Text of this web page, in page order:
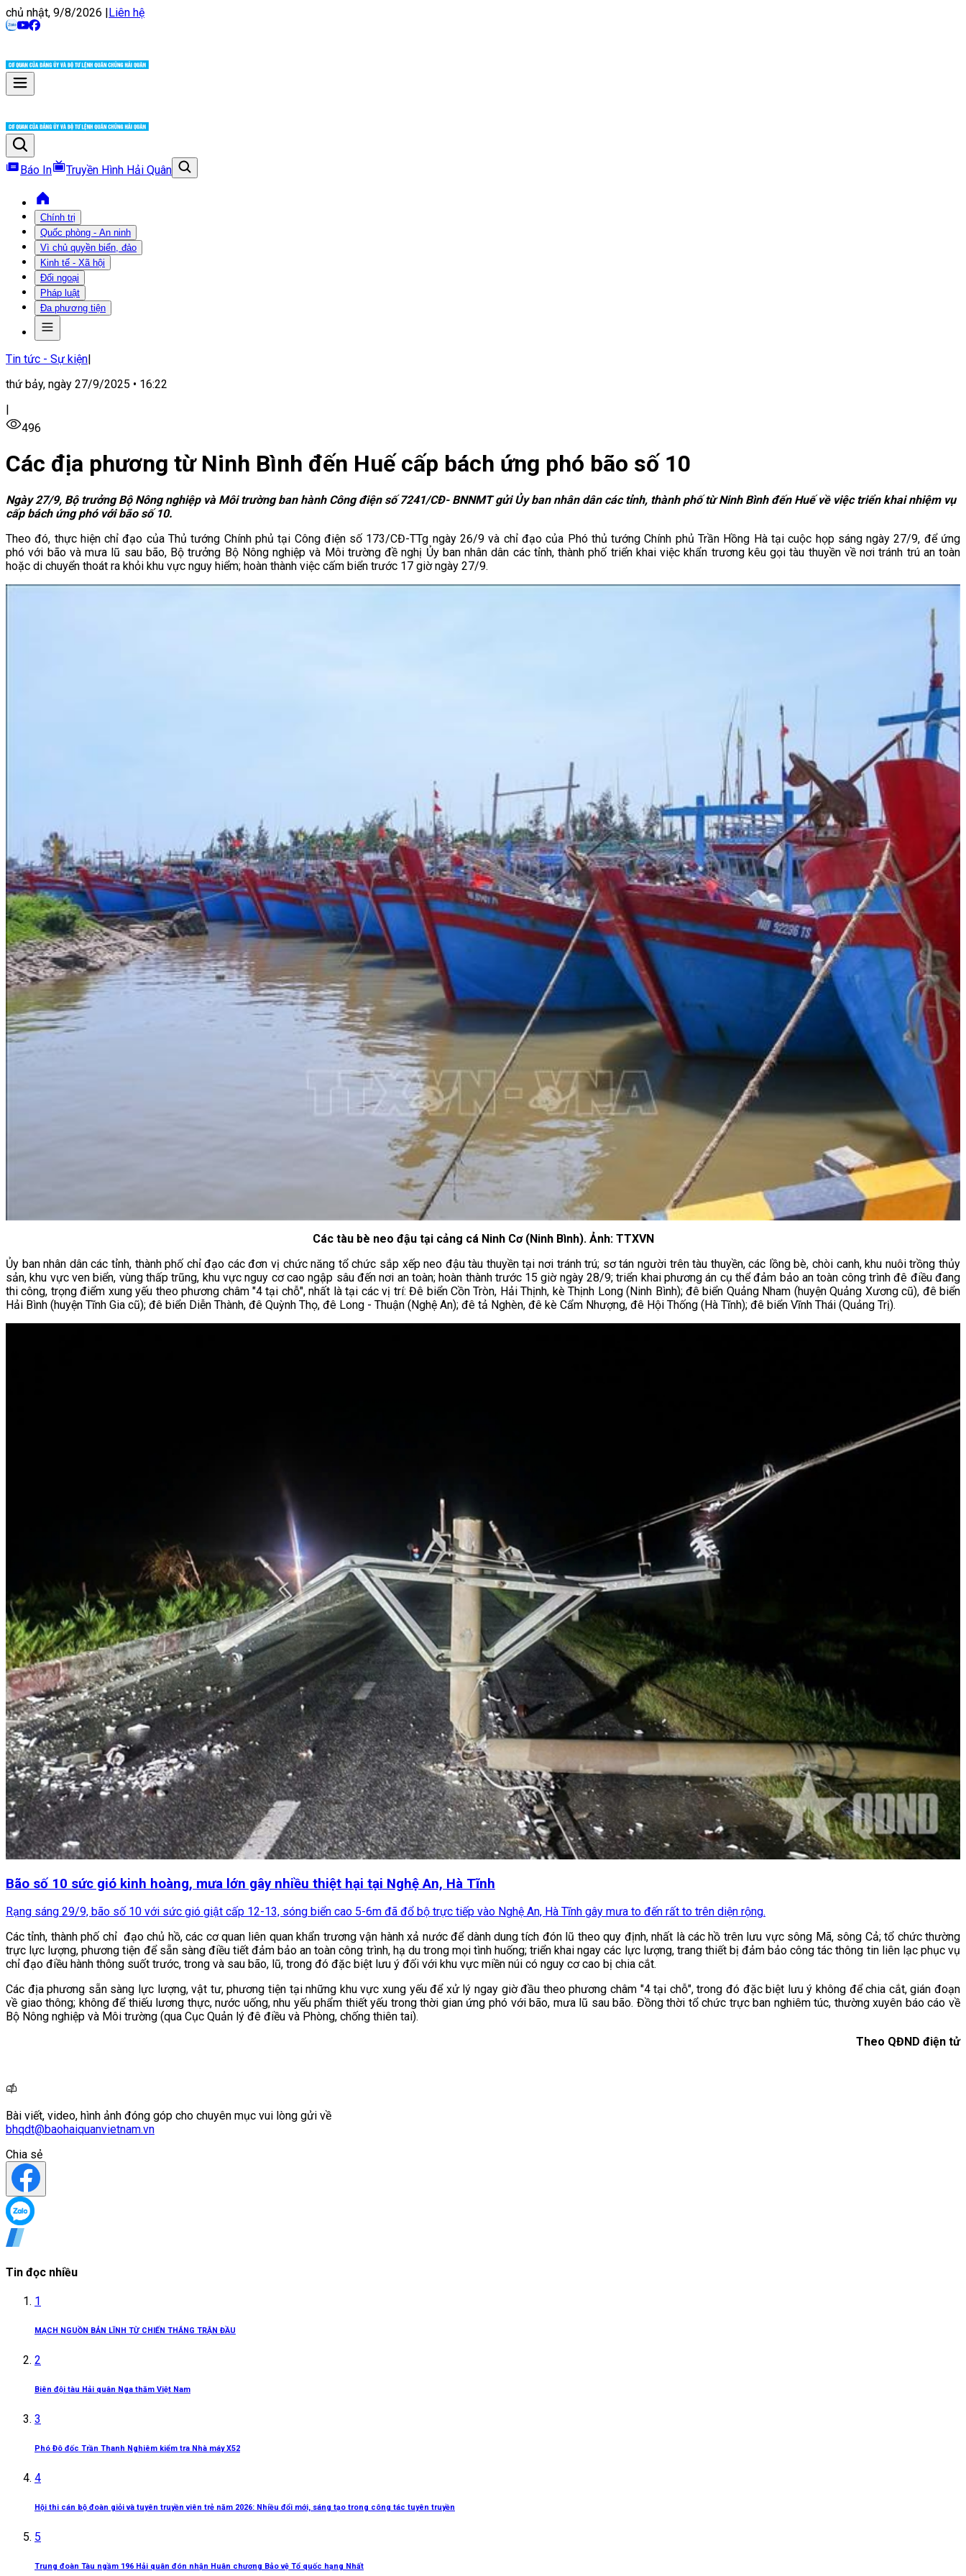
chủ nhật, 9/8/2026 |Liên hệ
Báo In Truyền Hình Hải Quân
Chính trị
Quốc phòng - An ninh
Vì chủ quyền biển, đảo
Kinh tế - Xã hội
Đối ngoại
Pháp luật
Đa phương tiện
Tin tức - Sự kiện|
thứ bảy, ngày 27/9/2025 • 16:22
|
496
Các địa phương từ Ninh Bình đến Huế cấp bách ứng phó bão số 10
Ngày 27/9, Bộ trưởng Bộ Nông nghiệp và Môi trường ban hành Công điện số 7241/CĐ- BNNMT gửi Ủy ban nhân dân các tỉnh, thành phố từ Ninh Bình đến Huế về việc triển khai nhiệm vụ
cấp bách ứng phó với bão số 10.
Theo đó, thực hiện chỉ đạo của Thủ tướng Chính phủ tại Công điện số 173/CĐ-TTg ngày 26/9 và chỉ đạo của Phó thủ tướng Chính phủ Trần Hồng Hà tại cuộc họp sáng ngày 27/9, để ứng
phó với bão và mưa lũ sau bão, Bộ trưởng Bộ Nông nghiệp và Môi trường đề nghị Ủy ban nhân dân các tỉnh, thành phố triển khai việc khẩn trương kêu gọi tàu thuyền về nơi tránh trú an toàn
hoặc di chuyển thoát ra khỏi khu vực nguy hiểm; hoàn thành việc cấm biển trước 17 giờ ngày 27/9.
Các tàu bè neo đậu tại cảng cá Ninh Cơ (Ninh Bình). Ảnh: TTXVN
Ủy ban nhân dân các tỉnh, thành phố chỉ đạo các đơn vị chức năng tổ chức sắp xếp neo đậu tàu thuyền tại nơi tránh trú; sơ tán người trên tàu thuyền, các lồng bè, chòi canh, khu nuôi trồng thủy
sản, khu vực ven biển, vùng thấp trũng, khu vực nguy cơ cao ngập sâu đến nơi an toàn; hoàn thành trước 15 giờ ngày 28/9; triển khai phương án cụ thể đảm bảo an toàn công trình đê điều đang
thi công, trọng điểm xung yếu theo phương châm "4 tại chỗ", nhất là tại các vị trí: Đê biển Cồn Tròn, Hải Thịnh, kè Thịnh Long (Ninh Bình); đê biển Quảng Nham (huyện Quảng Xương cũ), đê biển
Hải Bình (huyện Tĩnh Gia cũ); đê biển Diễn Thành, đê Quỳnh Thọ, đê Long - Thuận (Nghệ An); đê tả Nghèn, đê kè Cẩm Nhượng, đê Hội Thống (Hà Tĩnh); đê biển Vĩnh Thái (Quảng Trị).
Bão số 10 sức gió kinh hoàng, mưa lớn gây nhiều thiệt hại tại Nghệ An, Hà Tĩnh
Rạng sáng 29/9, bão số 10 với sức gió giật cấp 12-13, sóng biển cao 5-6m đã đổ bộ trực tiếp vào Nghệ An, Hà Tĩnh gây mưa to đến rất to trên diện rộng.
Các tỉnh, thành phố chỉ đạo chủ hồ, các cơ quan liên quan khẩn trương vận hành xả nước để dành dung tích đón lũ theo quy định, nhất là các hồ trên lưu vực sông Mã, sông Cả; tổ chức thường
trực lực lượng, phương tiện để sẵn sàng điều tiết đảm bảo an toàn công trình, hạ du trong mọi tình huống; triển khai ngay các lực lượng, trang thiết bị đảm bảo công tác thông tin liên lạc phục vụ
chỉ đạo điều hành thông suốt trước, trong và sau bão, lũ, trong đó đặc biệt lưu ý đối với khu vực miền núi có nguy cơ cao bị chia cắt.
Các địa phương sẵn sàng lực lượng, vật tư, phương tiện tại những khu vực xung yếu để xử lý ngay giờ đầu theo phương châm "4 tại chỗ", trong đó đặc biệt lưu ý không để chia cắt, gián đoạn
về giao thông; không để thiếu lương thực, nước uống, nhu yếu phẩm thiết yếu trong thời gian ứng phó với bão, mưa lũ sau bão. Đồng thời tổ chức trực ban nghiêm túc, thường xuyên báo cáo về
Bộ Nông nghiệp và Môi trường (qua Cục Quản lý đê điều và Phòng, chống thiên tai).
Theo QĐND điện tử
Bài viết, video, hình ảnh đóng góp cho chuyên mục vui lòng gửi về
bhqdt@baohaiquanvietnam.vn
Chia sẻ
Tin đọc nhiều
1
MẠCH NGUỒN BẢN LĨNH TỪ CHIẾN THẮNG TRẬN ĐẦU
2
Biên đội tàu Hải quân Nga thăm Việt Nam
3
Phó Đô đốc Trần Thanh Nghiêm kiểm tra Nhà máy X52
4
Hội thi cán bộ đoàn giỏi và tuyên truyền viên trẻ năm 2026: Nhiều đổi mới, sáng tạo trong công tác tuyên truyền
5
Trung đoàn Tàu ngầm 196 Hải quân đón nhận Huân chương Bảo vệ Tổ quốc hạng Nhất